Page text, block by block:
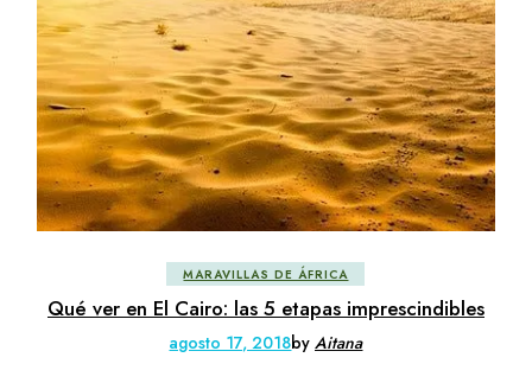
MARAVILLAS DE ÁFRICA
Qué ver en El Cairo: las 5 etapas imprescindibles
agosto 17, 2018byAitana